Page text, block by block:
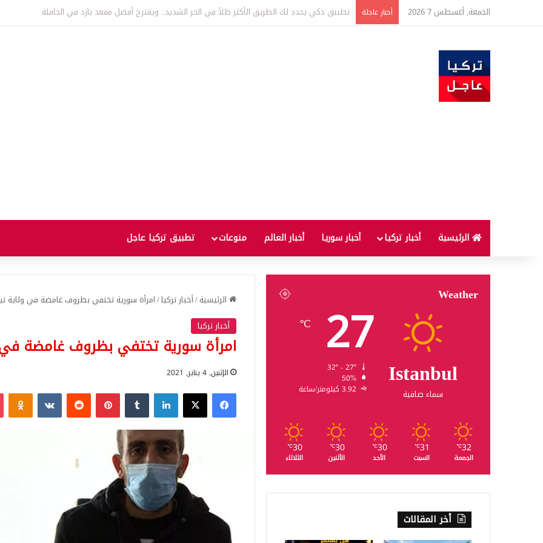
الجمعة, أغسطس 7 2026 أخبار عاجلة تركيا وسوريا توقعان اتفاقية لإنشاء “الجامعة السورية التركية” في دمشق.. منح دراسية واعتراف بالشهادات
الرئيسية أخبار تركيا أخبار سوريا أخبار العالم منوعات تطبيق تركيا عاجل
الرئيسية/أخبار تركيا/امرأة سورية تختفي بظروف غامضة في ولاية
أخبار تركيا
امرأة سورية تختفي بظروف غامضة في
الإثنين, 4 يناير, 2021
فيسبوك‫X لينكدإن بينتيريست
Weather
Istanbul
سماء صافية
27
℃
50%
3.92 كيلومتر/ساعة
32
℃
الجمعة
31
℃
السبت
30
℃
الأحد
30
℃
الأثنين
30
℃
الثلاثاء
أخر المقالات